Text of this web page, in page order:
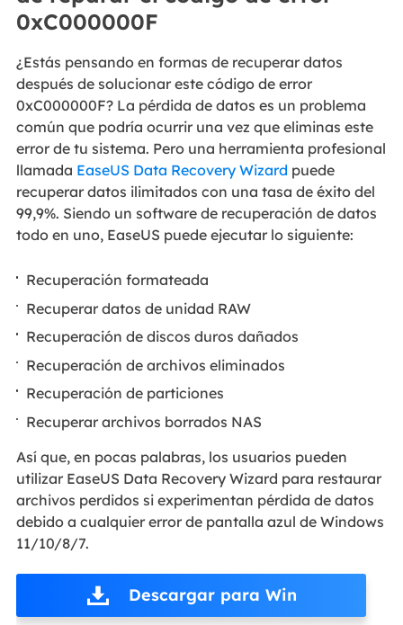
0xC000000F
¿Estás pensando en formas de recuperar datos
después de solucionar este código de error
0xC000000F? La pérdida de datos es un problema
común que podría ocurrir una vez que eliminas este
error de tu sistema. Pero una herramienta profesional
llamada EaseUS Data Recovery Wizard puede
recuperar datos ilimitados con una tasa de éxito del
99,9%. Siendo un software de recuperación de datos
todo en uno, EaseUS puede ejecutar lo siguiente:
Recuperación formateada
Recuperar datos de unidad RAW
Recuperación de discos duros dañados
Recuperación de archivos eliminados
Recuperación de particiones
Recuperar archivos borrados NAS
Así que, en pocas palabras, los usuarios pueden
utilizar EaseUS Data Recovery Wizard para restaurar
archivos perdidos si experimentan pérdida de datos
debido a cualquier error de pantalla azul de Windows
11/10/8/7.
Descargar para Win